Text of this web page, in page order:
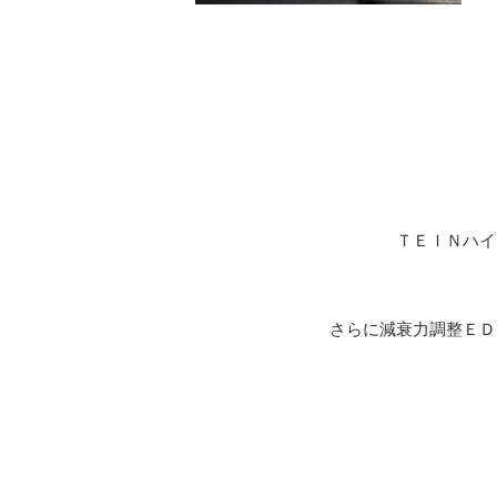
ＴＥＩＮハ
さらに減衰力調整Ｅ